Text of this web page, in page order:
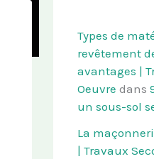
Types de
revêtement
avantages |
Oeuvre dans
un sous-sol
La
| Travaux